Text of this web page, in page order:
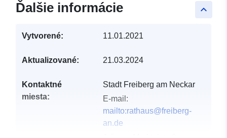
keyboard_arrow_up
Ďalšie informácie
Vytvorené: 11.01.2021
Aktualizované: 21.03.2024
Kontaktné
miesta:
Stadt Freiberg am Neckar
E-mail:
mailto:rathaus@freiberg-
an.de